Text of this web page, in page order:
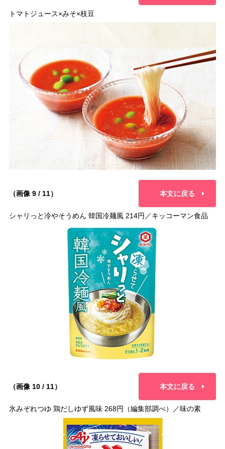
トマトジュース×みそ×枝豆
（画像 9 / 11） 本文に戻る
シャリっと冷やそうめん 韓国冷麺風 214円／キッコーマン食品
（画像 10 / 11） 本文に戻る
氷みぞれつゆ 鶏だしゆず風味 268円（編集部調べ）／味の素